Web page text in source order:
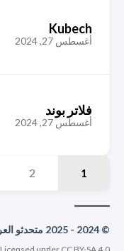
Kubech
أغسطس 27, 2024
فلاتر بوند
أغسطس 27, 2024
1
2
© 2024 - 2025 متحدثو العربية الرائعون